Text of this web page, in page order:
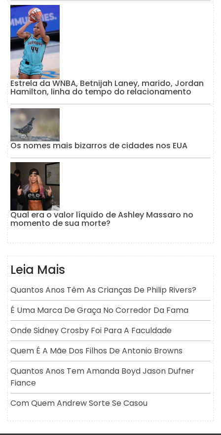
Estrela da WNBA, Betnijah Laney, marido, Jordan
Hamilton, linha do tempo do relacionamento
Os nomes mais bizarros de cidades nos EUA
Qual era o valor líquido de Ashley Massaro no
momento de sua morte?
Leia Mais
Quantos Anos Têm As Crianças De Philip Rivers?
É Uma Marca De Graça No Corredor Da Fama
Onde Sidney Crosby Foi Para A Faculdade
Quem É A Mãe Dos Filhos De Antonio Browns
Quantos Anos Tem Amanda Boyd Jason Dufner
Fiance
Com Quem Andrew Sorte Se Casou